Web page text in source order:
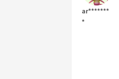
ar*******
*